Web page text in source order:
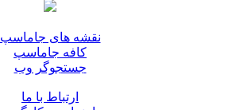
نقشه های جاماسپ
کافه جاماسپ
جستجوگر وب
ارتباط با ما